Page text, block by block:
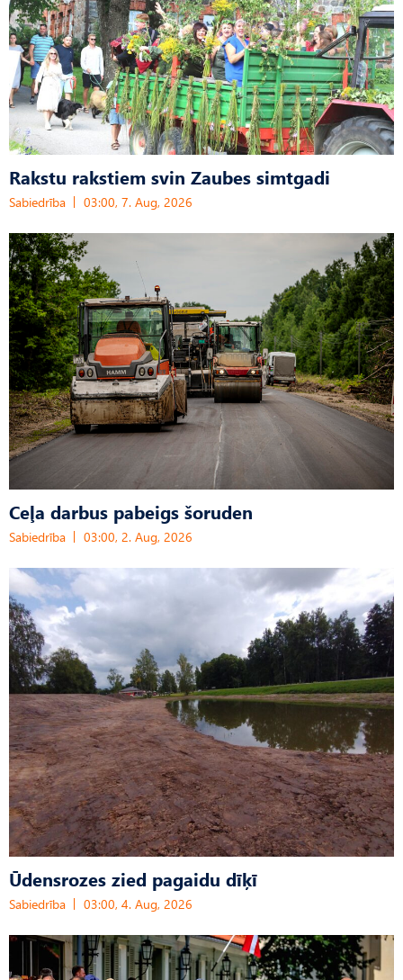
Rakstu rakstiem svin Zaubes simtgadi
Sabiedrība 03:00, 7. Aug, 2026
Ceļa darbus pabeigs šoruden
Sabiedrība 03:00, 2. Aug, 2026
Ūdensrozes zied pagaidu dīķī
Sabiedrība 03:00, 4. Aug, 2026